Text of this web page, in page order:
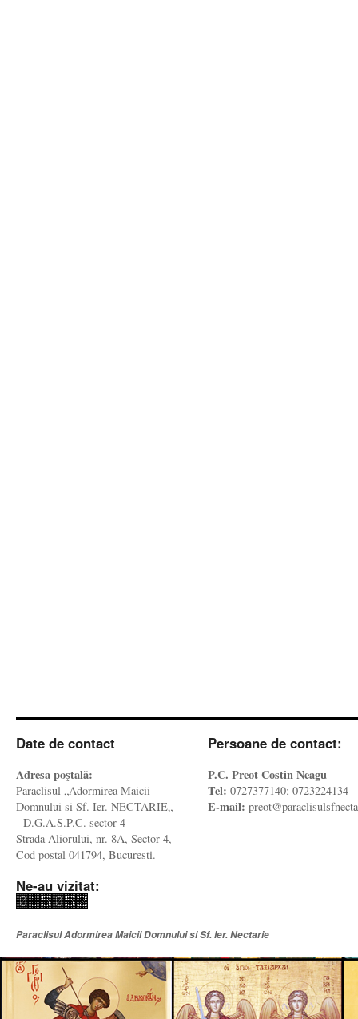
Date de contact
Adresa poştală:
Paraclisul „Adormirea Maicii
Domnului si Sf. Ier. NECTARIE„
- D.G.A.S.P.C. sector 4 -
Strada Aliorului, nr. 8A, Sector 4,
Cod postal 041794, Bucuresti.
Ne-au vizitat:
Persoane de contact:
P.C. Preot Costin Neagu
Tel: 0727377140; 0723224134
E-mail:
Paraclisul Adormirea Maicii Domnului si Sf. Ier. Nectarie